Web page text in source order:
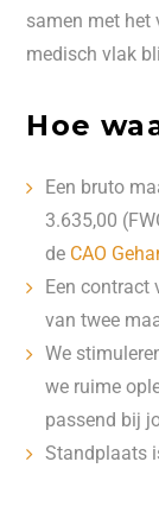
samen met het
medisch vlak
Hoe
Een bruto
3.635,00
de CAO
Een contract
van twee
We
we ruime
passend bij
Standplaats